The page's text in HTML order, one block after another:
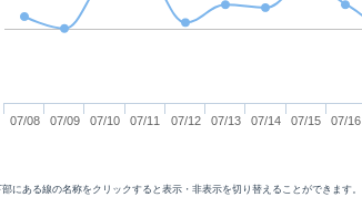
07/08 07/09 07/10 07/11 07/12 07/13 07/14 07/15 07/16
にある線の名称をクリックすると表示・非表示を切り替えることができます。